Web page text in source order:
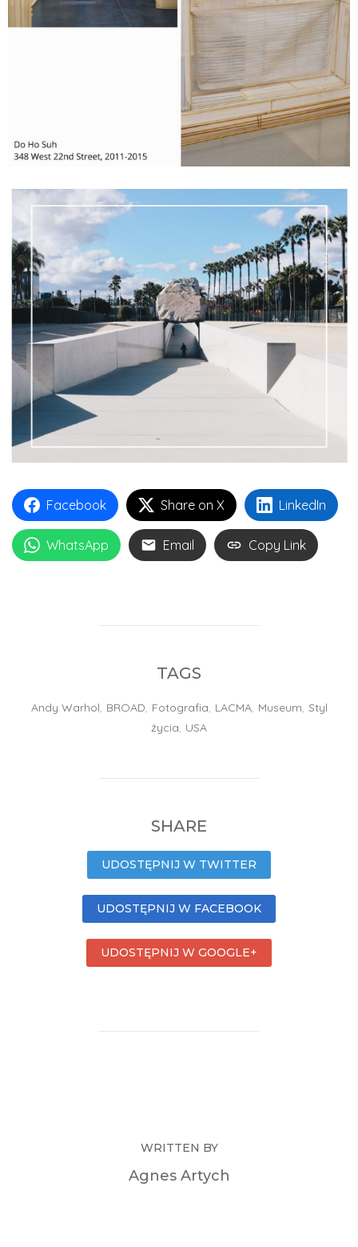
Facebook Share on X LinkedIn
WhatsApp Email Copy Link
TAGS
Andy Warhol, BROAD, Fotografia, LACMA, Museum, Styl
życia, USA
SHARE
UDOSTĘPNIJ W TWITTER
UDOSTĘPNIJ W FACEBOOK
UDOSTĘPNIJ W GOOGLE+
WRITTEN BY
Agnes Artych